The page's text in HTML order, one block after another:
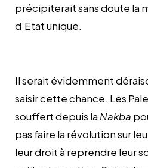
précipiterait sans doute la
d’Etat unique.
Il serait évidemment
saisir cette chance. Les
souffert depuis la Nakba
pas faire la révolution sur
leur droit à reprendre leur